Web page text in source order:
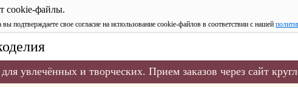
cookie-файлы.
подтверждаете свое согласие на использование cookie-файлов в соответствии с нашей
увлечённых и творческих. Прием заказов через сайт